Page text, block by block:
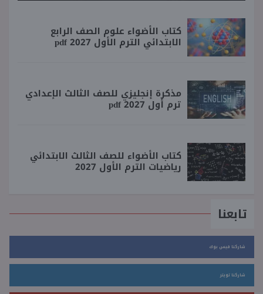
كتاب الأضواء علوم الصف الرابع
الابتدائي الترم الأول 2027 pdf
مذكرة إنجليزي للصف الثالث الإعدادي
ترم أول 2027 pdf
كتاب الأضواء للصف الثالث الابتدائي
رياضيات الترم الأول 2027
تابعنا
شاركنا فيس بوك
شاركنا تويتر